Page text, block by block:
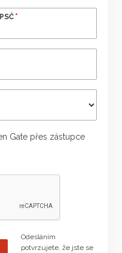
PSČ *
Gate přes zástupce
Příjmení poradce
Odesláním
potvrzujete, že jste se